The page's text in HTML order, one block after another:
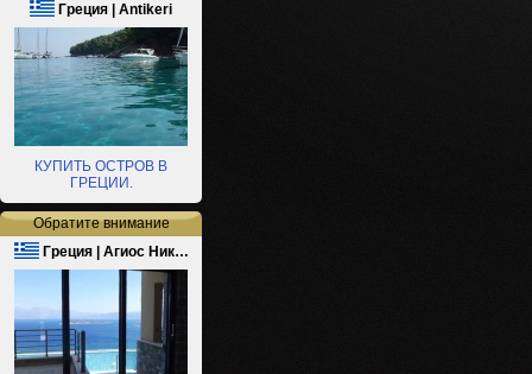
Греция | Antikeri
КУПИТЬ ОСТРОВ В
ГРЕЦИИ.
Обратите внимание
Греция | Агиос Ник…